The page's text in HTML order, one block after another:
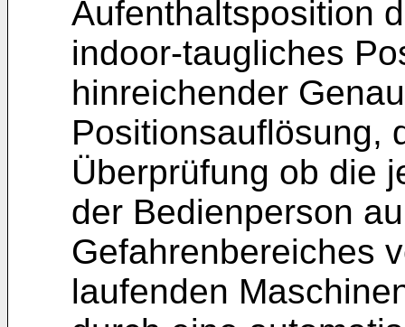
Aufenthaltsposition
indoor-taugliches
hinreichender
Positionsauflösung,
Überprüfung ob die
der Bedienperson
Gefahrenbereiches
laufenden